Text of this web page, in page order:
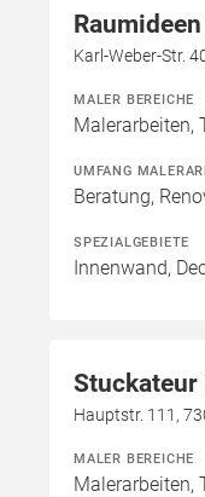
Raumideen
Karl-Weber-Str.
MALER BEREICHE
Malerarbeiten,
UMFANG
Beratung,
SPEZIALGEBIETE
Innenwand,
Stuckateur
Hauptstr. 111,
MALER BEREICHE
Malerarbeiten,